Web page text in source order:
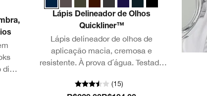
à
Lápis Delineador de Olhos
Quickliner™
Lápis delineador de olhos de
aplicação macia, cremosa e
resistente. À prova d´água. Testado
(15)